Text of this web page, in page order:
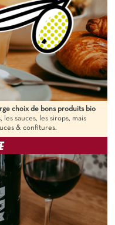
choix de bons produits bio
sauces, les sirops, mais
& confitures.